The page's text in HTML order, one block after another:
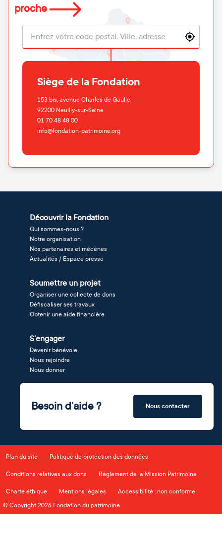
proche
Localisation
Siège de la Fondation
153 bis, avenue Charles de Gaulle
92200 Neuilly-sur-Seine
01 70 48 48 00
info@fondation-patrimoine.org
Découvrir la Fondation
Qui sommes-nous ?
Notre organisation
Nos partenaires et mécènes
Actualités / Espace presse
Soumettre un projet
Organiser une collecte de dons
Défiscaliser ses travaux
Obtenir une aide financière
S'engager
Devenir bénévole
Nous rejoindre
Nous donner
Besoin d'aide ? Nous contacter
Plan du site Politique de protection des données
Conditions relatives aux dons Règlement de la Mission Patrimoine
Charte éthique Mentions légales
Accessibilité : non conforme
© Copyright 2026 Fondation du patrimoine